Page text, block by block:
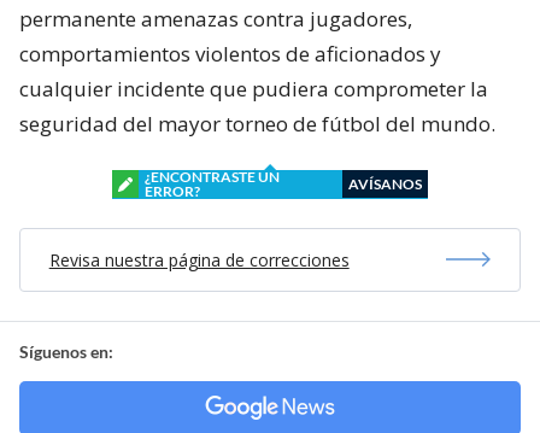
permanente amenazas contra jugadores,
comportamientos violentos de aficionados y
cualquier incidente que pudiera comprometer la
seguridad del mayor torneo de fútbol del mundo.
¿ENCONTRASTE UN
ERROR?
AVÍSANOS
Revisa nuestra página de correcciones
Síguenos en: